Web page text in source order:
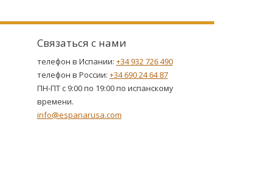
Связаться с нами
телефон в Испании: +34 932 726 490
телефон в России: +34 690 24 64 87
ПН-ПТ с 9:00 по 19:00 по испанскому
времени.
info@espanarusa.com